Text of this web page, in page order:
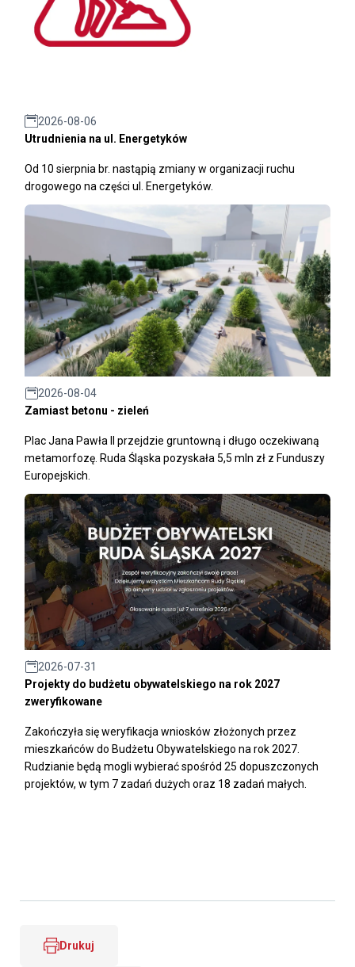
2026-08-06
Utrudnienia na ul. Energetyków
Od 10 sierpnia br. nastąpią zmiany w organizacji ruchu
drogowego na części ul. Energetyków.
2026-08-04
Zamiast betonu - zieleń
Plac Jana Pawła II przejdzie gruntowną i długo oczekiwaną
metamorfozę. Ruda Śląska pozyskała 5,5 mln zł z Funduszy
Europejskich.
2026-07-31
Projekty do budżetu obywatelskiego na rok 2027
zweryfikowane
Zakończyła się weryfikacja wniosków złożonych przez
mieszkańców do Budżetu Obywatelskiego na rok 2027.
Rudzianie będą mogli wybierać spośród 25 dopuszczonych
projektów, w tym 7 zadań dużych oraz 18 zadań małych.
Drukuj